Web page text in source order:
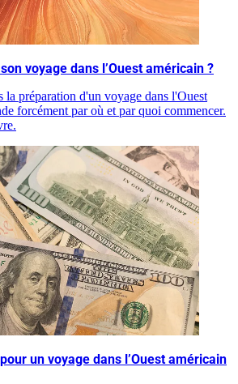
voyage dans l’Ouest américain ?
la préparation d'un voyage dans l'Ouest
forcément par où et par quoi commencer.
un voyage dans l’Ouest américain